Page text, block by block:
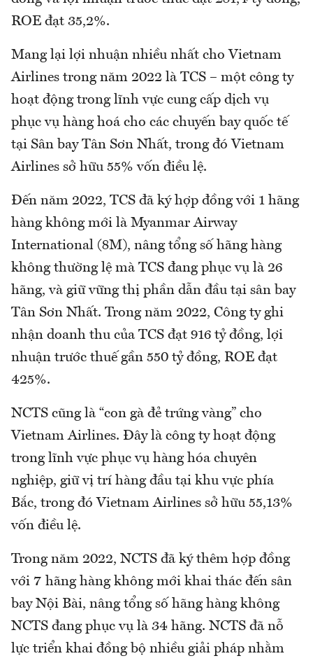
ROE đạt 35,2%.
Mang lại lợi nhuận nhiều nhất cho Vietnam
Airlines trong năm 2022 là TCS – một công ty
hoạt động trong lĩnh vực cung cấp dịch vụ
phục vụ hàng hoá cho các chuyến bay quốc tế
tại Sân bay Tân Sơn Nhất, trong đó Vietnam
Airlines sở hữu 55% vốn điều lệ.
Đến năm 2022, TCS đã ký hợp đồng với 1 hãng
hàng không mới là Myanmar Airway
International (8M), nâng tổng số hãng hàng
không thường lệ mà TCS đang phục vụ là 26
hãng, và giữ vững thị phần dẫn đầu tại sân bay
Tân Sơn Nhất. Trong năm 2022, Công ty ghi
nhận doanh thu của TCS đạt 916 tỷ đồng, lợi
nhuận trước thuế gần 550 tỷ đồng, ROE đạt
425%.
NCTS cũng là “con gà đẻ trứng vàng” cho
Vietnam Airlines. Đây là công ty hoạt động
trong lĩnh vực phục vụ hàng hóa chuyên
nghiệp, giữ vị trí hàng đầu tại khu vực phía
Bắc, trong đó Vietnam Airlines sở hữu 55,13%
vốn điều lệ.
Trong năm 2022, NCTS đã ký thêm hợp đồng
với 7 hãng hàng không mới khai thác đến sân
bay Nội Bài, nâng tổng số hãng hàng không
NCTS đang phục vụ là 34 hãng. NCTS đã nỗ
lực triển khai đồng bộ nhiều giải pháp nhằm